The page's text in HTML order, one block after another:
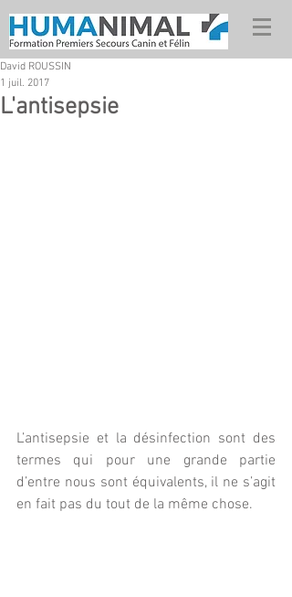
L'antisepsie
David ROUSSIN
1 juil. 2017
L’antisepsie et la désinfection sont des
termes qui pour une grande partie
d’entre nous sont équivalents, il ne s’agit
en fait pas du tout de la même chose.